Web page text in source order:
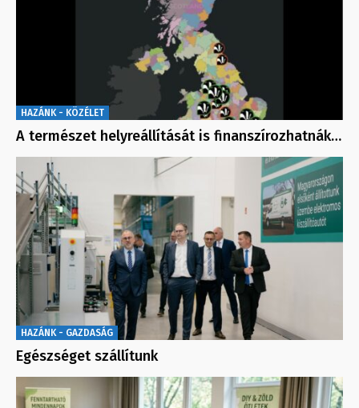
HAZÁNK - KÖZÉLET
A természet helyreállítását is finanszírozhatnák…
HAZÁNK - GAZDASÁG
Egészséget szállítunk